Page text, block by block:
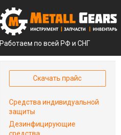
Работаем по всей РФ и СНГ
Скачать прайс
Средства индивидуальной
защиты
Дезинфицирующие